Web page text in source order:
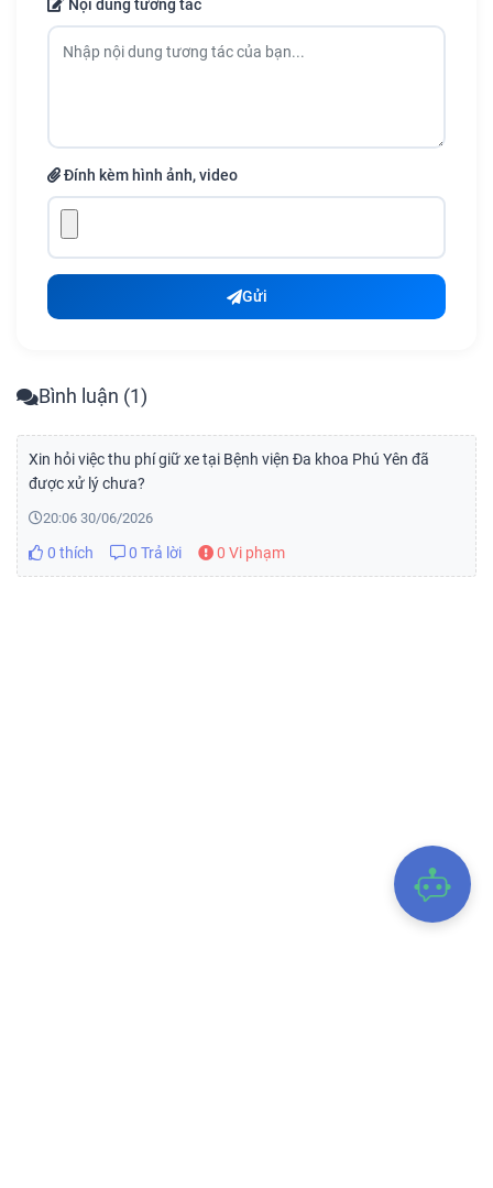
Nội dung tương tác
Đính kèm hình ảnh, video
Gửi
Bình luận (1)
Xin hỏi việc thu phí giữ xe tại Bệnh viện Đa khoa Phú Yên đã
được xử lý chưa?
20:06 30/06/2026
0 thích 0 Trả lời 0 Vi phạm